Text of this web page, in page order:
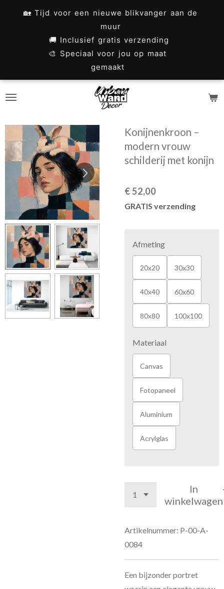
🏡 Tijd voor een nieuwe blikvanger aan de
muur
🚚 Inclusief gratis verzending
🎨 Speciaal voor jou op maat
gemaakt
Konijnenkroon –
modern vrouw
schilderij met konijn
€ 52,00
GRATIS verzending
Afmeting
20x20 30x30
40x40 60x60
80x80 100x100
Materiaal
Canvas
Fotopaneel
Aluminium
Acrylglas
In
winkelwagen
Artikelnummer: P-00-A-
0084
Een bijzonder portret